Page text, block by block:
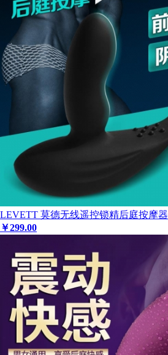
LEVETT 莫德无线遥控锁精后庭按摩器
￥299.00